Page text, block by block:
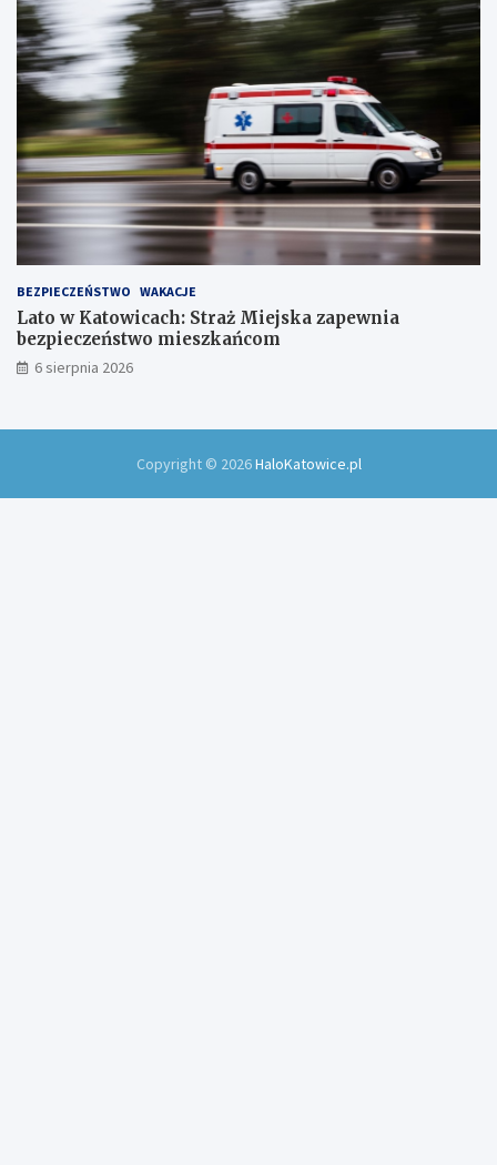
ó
w
!
BEZPIECZEŃSTWO WAKACJE
Lato w Katowicach: Straż Miejska zapewnia
bezpieczeństwo mieszkańcom
6 sierpnia 2026
Copyright © 2026HaloKatowice.pl